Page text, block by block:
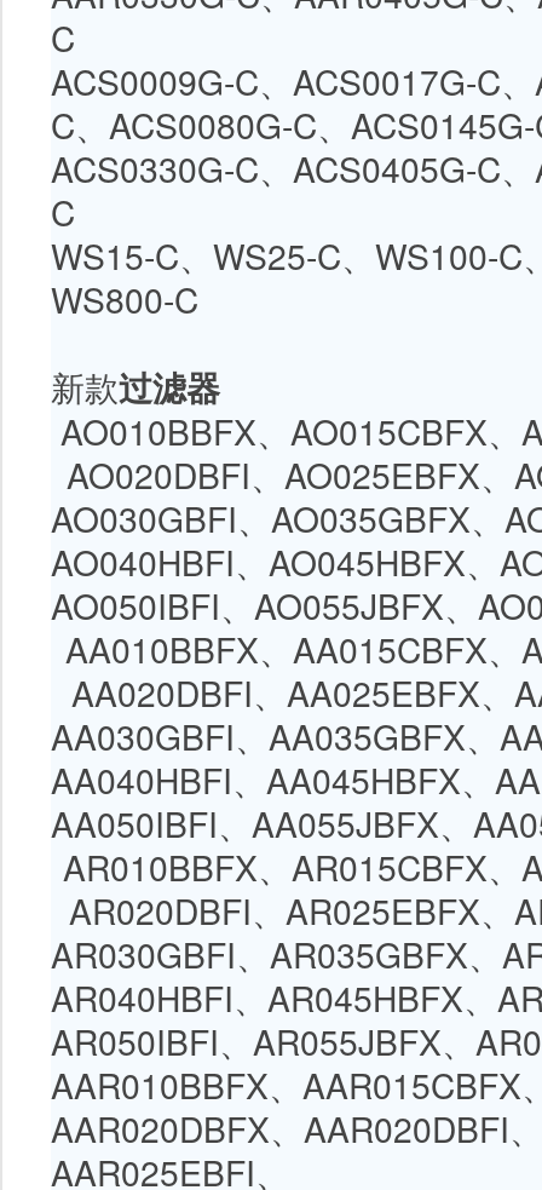
C
ACS0009G-C、 ACS0017G-C、
C、 ACS0080G-C、
ACS0330G-C、 ACS0405G-C、
C
WS15-C、 WS25-C、 WS100-C
WS800-C
新款过滤器
AO010BBFX、 AO015CBFX、
AO020DBFI、 AO025EBFX、
AO030GBFI、 AO035GBFX、
AO040HBFI、 AO045HBFX、
AO050IBFI、 AO055JBFX、
AA010BBFX、 AA015CBFX、
AA020DBFI、 AA025EBFX、
AA030GBFI、 AA035GBFX、
AA040HBFI、 AA045HBFX、
AA050IBFI、 AA055JBFX、
AR010BBFX、 AR015CBFX、
AR020DBFI、 AR025EBFX、
AR030GBFI、 AR035GBFX、
AR040HBFI、 AR045HBFX、
AR050IBFI、 AR055JBFX、
AAR010BBFX、 AAR015CBFX
AAR020DBFX、 AAR020DBFI、
AAR025EBFI、